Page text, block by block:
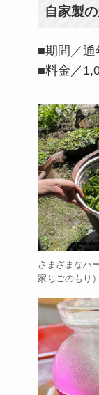
自家製
■期間／通
■料金／
さまざまなハ
家ちごのもり）